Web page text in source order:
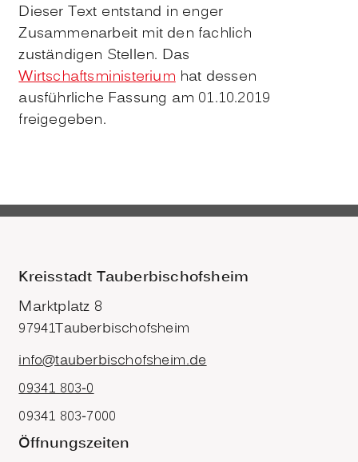
Dieser Text entstand in enger
Zusammenarbeit mit den fachlich
zuständigen Stellen. Das
Wirtschaftsministeriumhat dessen
ausführliche Fassung am 01.10.2019
freigegeben.
Kreisstadt Tauberbischofsheim
Marktplatz 8
97941Tauberbischofsheim
info@tauberbischofsheim.de
09341 803-0
09341 803-7000
Öffnungszeiten